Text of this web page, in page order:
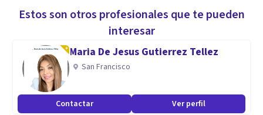
Estos son otros profesionales que te pueden
interesar
Maria De Jesus Gutierrez Tellez
San Francisco
Contactar Ver perfil